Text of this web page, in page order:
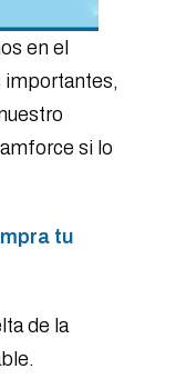
en el
si lo
tu
de la